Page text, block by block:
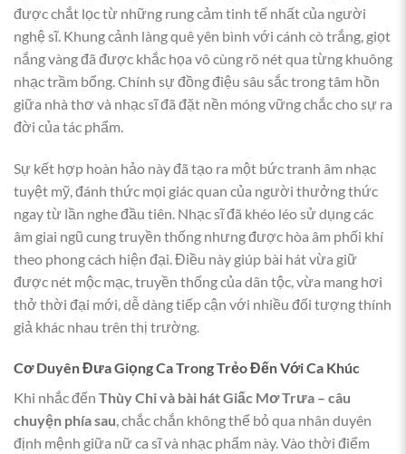
được chắt lọc từ những rung cảm tinh tế nhất của người
nghệ sĩ. Khung cảnh làng quê yên bình với cánh cò trắng, giọt
nắng vàng đã được khắc họa vô cùng rõ nét qua từng khuông
nhạc trầm bổng. Chính sự đồng điệu sâu sắc trong tâm hồn
giữa nhà thơ và nhạc sĩ đã đặt nền móng vững chắc cho sự ra
đời của tác phẩm.
Sự kết hợp hoàn hảo này đã tạo ra một bức tranh âm nhạc
tuyệt mỹ, đánh thức mọi giác quan của người thưởng thức
ngay từ lần nghe đầu tiên. Nhạc sĩ đã khéo léo sử dụng các
âm giai ngũ cung truyền thống nhưng được hòa âm phối khí
theo phong cách hiện đại. Điều này giúp bài hát vừa giữ
được nét mộc mạc, truyền thống của dân tộc, vừa mang hơi
thở thời đại mới, dễ dàng tiếp cận với nhiều đối tượng thính
giả khác nhau trên thị trường.
Cơ Duyên Đưa Giọng Ca Trong Trẻo Đến Với Ca Khúc
Khi nhắc đến Thùy Chi và bài hát Giấc Mơ Trưa – câu
chuyện phía sau, chắc chắn không thể bỏ qua nhân duyên
định mệnh giữa nữ ca sĩ và nhạc phẩm này. Vào thời điểm